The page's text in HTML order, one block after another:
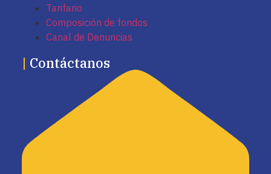
Tarifario
Composición de fondos
Canal de Denuncias
| Contáctanos